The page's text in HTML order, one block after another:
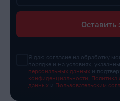
Оставить
Я даю согласие на обработку
порядке и на условиях,
персональных данных и
конфиденциальности
Политика
данных и Пользовательским